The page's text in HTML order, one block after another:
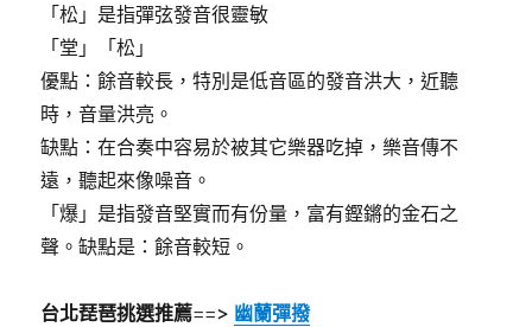
「松」是指彈弦發音很靈敏
「堂」「松」
優點：餘音較長，特別是低音區的發音洪大，近聽
時，音量洪亮。
缺點：在合奏中容易於被其它樂器吃掉，樂音傳不
遠，聽起來像噪音。
「爆」是指發音堅實而有份量，富有鏗鏘的金石之
聲。缺點是：餘音較短。
台北琵琶挑選推薦==> 幽蘭彈撥